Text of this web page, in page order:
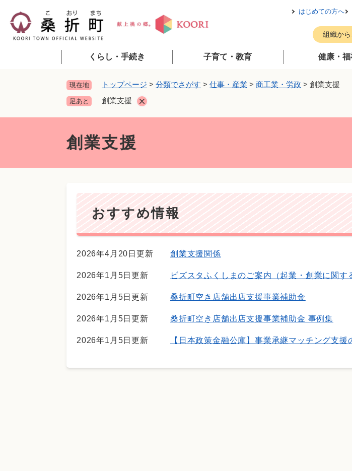
メニューを飛ば
はじめての方へ
組織か
くらし・手続き 子育て・教育 健康・福
現在地 トップページ > 分類でさがす > 仕事・産業 > 商工業・労政 > 創業支援
足あと 創業支援
創業支援
おすすめ情報
2026年4月20日更新 創業支援関係
2026年1月5日更新 ビズスタふくしまのご案内（起業・創業に関す
2026年1月5日更新 桑折町空き店舗出店支援事業補助金
2026年1月5日更新 桑折町空き店舗出店支援事業補助金 事例集
2026年1月5日更新 【日本政策金融公庫】事業承継マッチング支援